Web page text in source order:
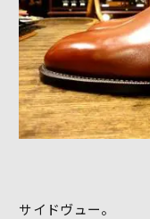
サイドヴュー。